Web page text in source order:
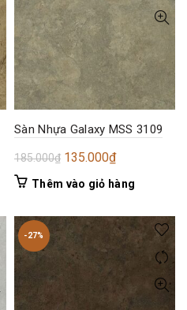
Sàn Nhựa Galaxy MSS 3109
185.000₫ Giá
gốc
185.000₫.
135.000₫Giá
hiện
là:
135.000₫.
Thêm vào giỏ hàng
-27%